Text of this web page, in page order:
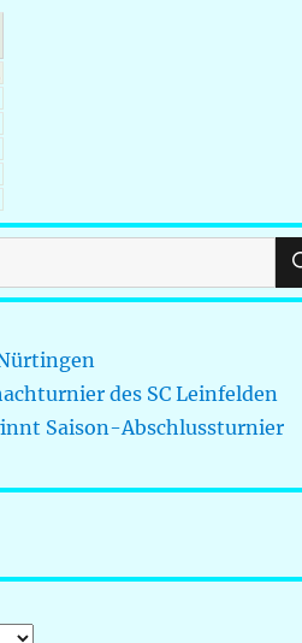
des SC Leinfelden
Saison-Abschlussturnier